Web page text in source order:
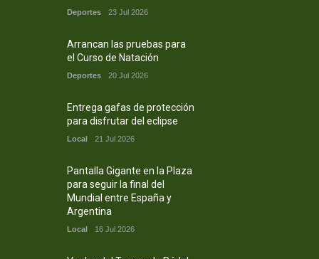
Deportes 23 Jul 2026
Arrancan las pruebas para
el Curso de Natación
Deportes 20 Jul 2026
Entrega gafas de protección
para disfrutar del eclipse
Local 21 Jul 2026
Pantalla Gigante en la Plaza
para seguir la final del
Mundial entre España y
Argentina
Local 16 Jul 2026